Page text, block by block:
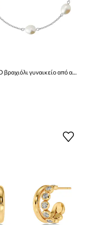
EDBLAD βραχιόλι γυναικείο από ανοξείδωτο ατσάλι με μαργαριτάρι Perla